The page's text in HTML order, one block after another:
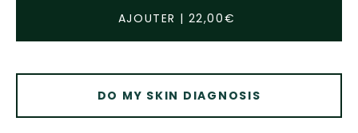
AJOUTER | 22,00€
DO MY SKIN DIAGNOSIS